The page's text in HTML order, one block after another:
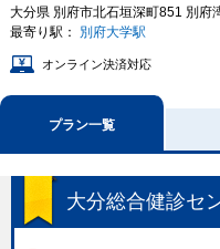
大分県 別府市北石垣深町851 別府
最寄り駅： 別府大学駅
オンライン決済対応
プラン一覧
大分総合健診セ